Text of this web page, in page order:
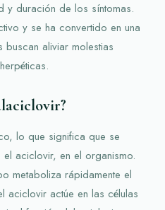
y duración de los síntomas.
y se ha convertido en una
aliviar molestias
lo que significa que se
aciclovir, en el organismo.
metaboliza rápidamente el
aciclovir actúe en las células